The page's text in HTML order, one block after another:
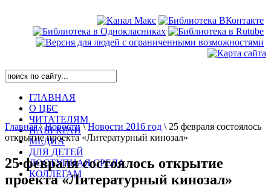
ГЛАВНАЯ
О ЦБС
ЧИТАТЕЛЯМ
НАШ КРАЙ
МЕДИА
ДЛЯ ДЕТЕЙ
ДОСТУПНАЯ СРЕДА
КОЛЛЕГАМ
Главная\Новости\Новости 2016 год \ 25 февраля состоялось
открытие проекта «Литературный кинозал»
25 февраля состоялось открытие
проекта «Литературный кинозал»